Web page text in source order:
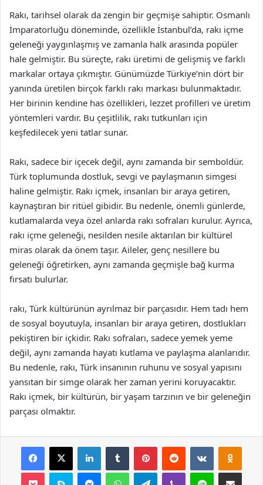
Rakı, tarihsel olarak da zengin bir geçmişe sahiptir. Osmanlı
İmparatorluğu döneminde, özellikle İstanbul’da, rakı içme
geleneği yaygınlaşmış ve zamanla halk arasında popüler
hale gelmiştir. Bu süreçte, rakı üretimi de gelişmiş ve farklı
markalar ortaya çıkmıştır. Günümüzde Türkiye’nin dört bir
yanında üretilen birçok farklı rakı markası bulunmaktadır.
Her birinin kendine has özellikleri, lezzet profilleri ve üretim
yöntemleri vardır. Bu çeşitlilik, rakı tutkunları için
keşfedilecek yeni tatlar sunar.
Rakı, sadece bir içecek değil, aynı zamanda bir semboldür.
Türk toplumunda dostluk, sevgi ve paylaşmanın simgesi
haline gelmiştir. Rakı içmek, insanları bir araya getiren,
kaynaştıran bir ritüel gibidir. Bu nedenle, önemli günlerde,
kutlamalarda veya özel anlarda rakı sofraları kurulur. Ayrıca,
rakı içme geleneği, nesilden nesile aktarılan bir kültürel
miras olarak da önem taşır. Aileler, genç nesillere bu
geleneği öğretirken, aynı zamanda geçmişle bağ kurma
fırsatı bulurlar.
rakı, Türk kültürünün ayrılmaz bir parçasıdır. Hem tadı hem
de sosyal boyutuyla, insanları bir araya getiren, dostlukları
pekiştiren bir içkidir. Rakı sofraları, sadece yemek yeme
değil, aynı zamanda hayatı kutlama ve paylaşma alanlarıdır.
Bu nedenle, rakı, Türk insanının ruhunu ve sosyal yapısını
yansıtan bir simge olarak her zaman yerini koruyacaktır.
Rakı içmek, bir kültürün, bir yaşam tarzının ve bir geleneğin
parçası olmaktır.
Facebook
X LinkedInTumblr PinterestReddit VKontakte
Pocket Skype MessengerWhatsAppTelegramViber Line E-Posta ile